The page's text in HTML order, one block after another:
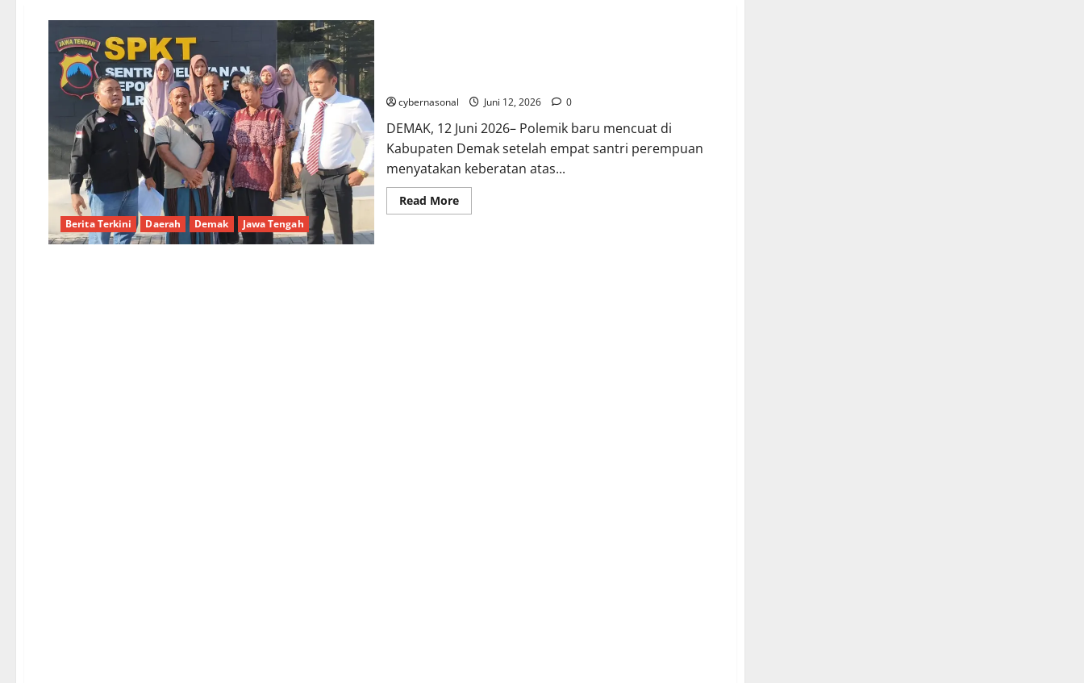
Berita Terkini Daerah Demak Jawa Tengah
cybernasonal Juni 12, 2026 0
DEMAK, 12 Juni 2026– Polemik baru mencuat di
Kabupaten Demak setelah empat santri perempuan
menyatakan keberatan atas...
Read MoreRead
more